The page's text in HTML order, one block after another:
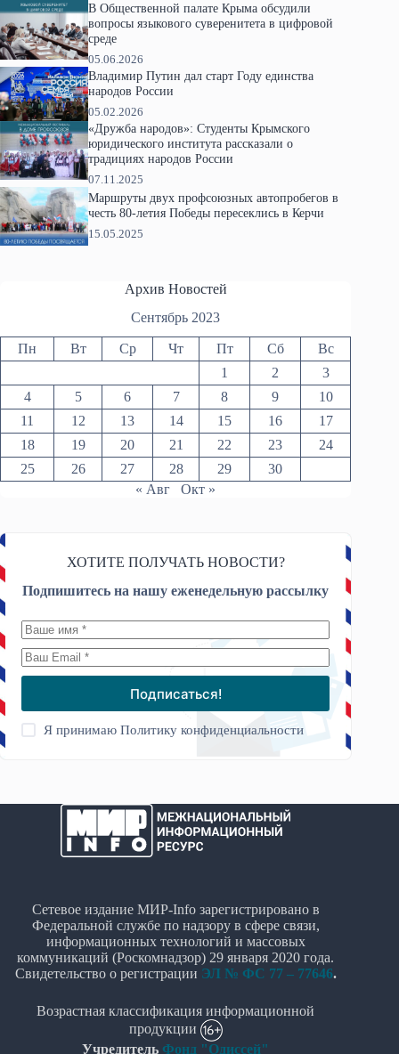
В Общественной палате Крыма обсудили
вопросы языкового суверенитета в цифровой
среде
05.06.2026
Владимир Путин дал старт Году единства
народов России
05.02.2026
«Дружба народов»: Студенты Крымского
юридического института рассказали о
традициях народов России
07.11.2025
Маршруты двух профсоюзных автопробегов в
честь 80-летия Победы пересеклись в Керчи
15.05.2025
Архив Новостей
Сентябрь 2023
Пн Вт Ср Чт Пт Сб
Вс
1
2
3
4
5 6 7 8 9
10
11
12 13 14 15 16
17
18
19 20 21 22 23
24
25
26 27 28 29
30
« Авг
Окт »
ХОТИТЕ ПОЛУЧАТЬ НОВОСТИ?
Подпишитесь на нашу еженедельную рассылку
Подписаться!
Я принимаюПолитику конфиденциальности
Сетевое издание МИР-Info зарегистрировано в
Федеральной службе по надзору в сфере связи,
информационных технологий и массовых
коммуникаций (Роскомнадзор) 29 января 2020 года.
Свидетельство о регистрации ЭЛ № ФС 77 – 77646.
Возрастная классификация информационной
продукции
Учредитель Фонд "Одиссей"